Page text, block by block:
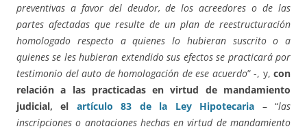
preventivas a favor del deudor, de los acreedores o de las
partes afectadas que resulte de un plan de reestructuración
homologado respecto a quienes lo hubieran suscrito o a
quienes se les hubieran extendido sus efectos se practicará por
testimonio del auto de homologación de ese acuerdo” -, y, con
relación a las practicadas en virtud de mandamiento
judicial, el artículo 83 de la Ley Hipotecaria – “las
inscripciones o anotaciones hechas en virtud de mandamiento